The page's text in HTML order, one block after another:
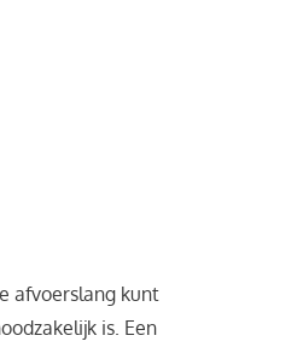
afvoerslang kunt
is. Een